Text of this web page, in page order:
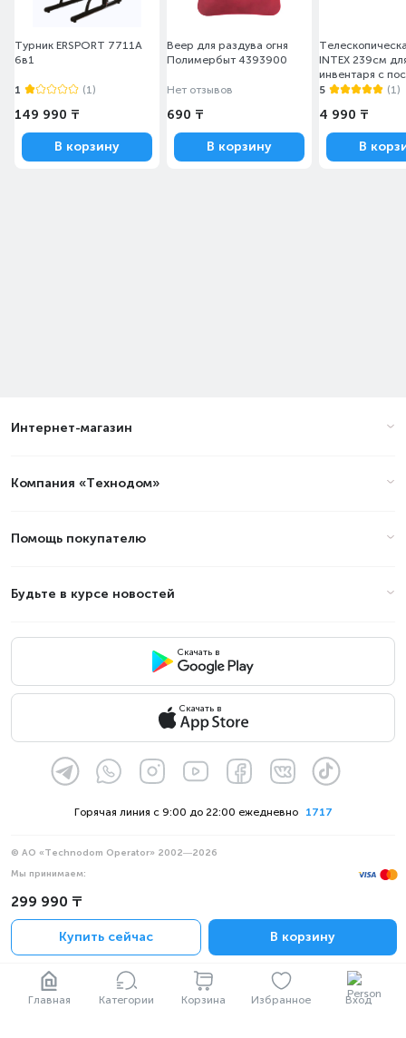
Главная Категории Корзина Избранное Вход
Турник ERSPORT 7711A
6в1
1 (1)
149 990 ₸
В корзину
Веер для раздува огня
Полимербыт 4393900
Нет отзывов
690 ₸
В корзину
INTEX 239см
инвентаря с
отверстием
5 (1)
4 990 ₸
В
299 990 ₸
Купить сейчас В корзину
Интернет-магазин
Компания «Технодом»
Помощь покупателю
Будьте в курсе новостей
Скачать в
Скачать в
1717
Горячая линия с 9:00 до 22:00 ежедневно
© АО «Technodom Operator» 2002—2026
Мы принимаем:
Официальное уведомление